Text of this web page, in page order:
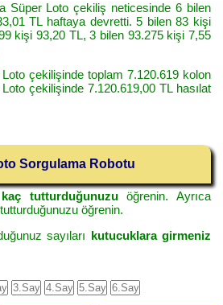
Süper Loto çekiliş neticesinde 6 bilen
TL haftaya devretti. 5 bilen 83 kişi
kişi 93,20 TL, 3 bilen 93.275 kişi 7,55
çekilişinde toplam 7.120.619 kolon
çekilişinde 7.120.619,00 TL hasılat
Sorgulama Robotu
kaç tutturduğunuzuöğrenin. Ayrıca
öğrenin.
sayıları kutucuklara girmeniz